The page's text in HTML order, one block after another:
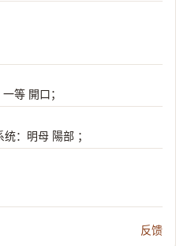
等 開口；
：明母 陽部 ；
反馈